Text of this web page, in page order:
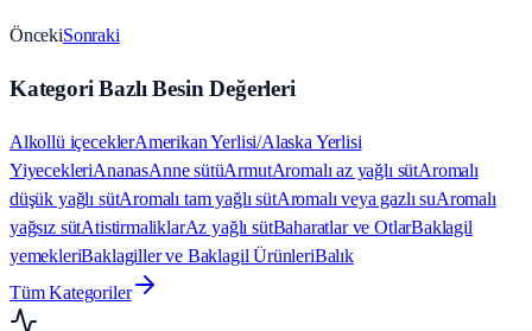
ÖncekiSonraki
Kategori Bazlı Besin Değerleri
Alkollü içeceklerAmerikan Yerlisi/Alaska Yerlisi
YiyecekleriAnanasAnne sütüArmutAromalı az yağlı sütAromalı
düşük yağlı sütAromalı tam yağlı sütAromalı veya gazlı suAromalı
yağsız sütAtistirmaliklarAz yağlı sütBaharatlar ve OtlarBaklagil
yemekleriBaklagiller ve Baklagil ÜrünleriBalık
Tüm Kategoriler